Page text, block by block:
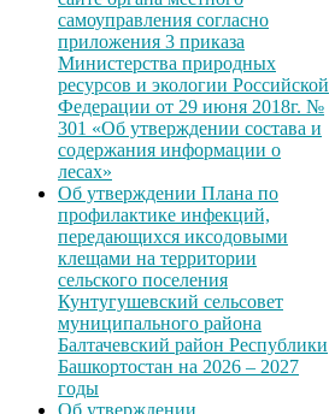
самоуправления согласно
приложения 3 приказа
Министерства природных
ресурсов и экологии Российской
Федерации от 29 июня 2018г. №
301 «Об утверждении состава и
содержания информации о
лесах»
Об утверждении Плана по
профилактике инфекций,
передающихся иксодовыми
клещами на территории
сельского поселения
Кунтугушевский сельсовет
муниципального района
Балтачевский район Республики
Башкортостан на 2026 – 2027
годы